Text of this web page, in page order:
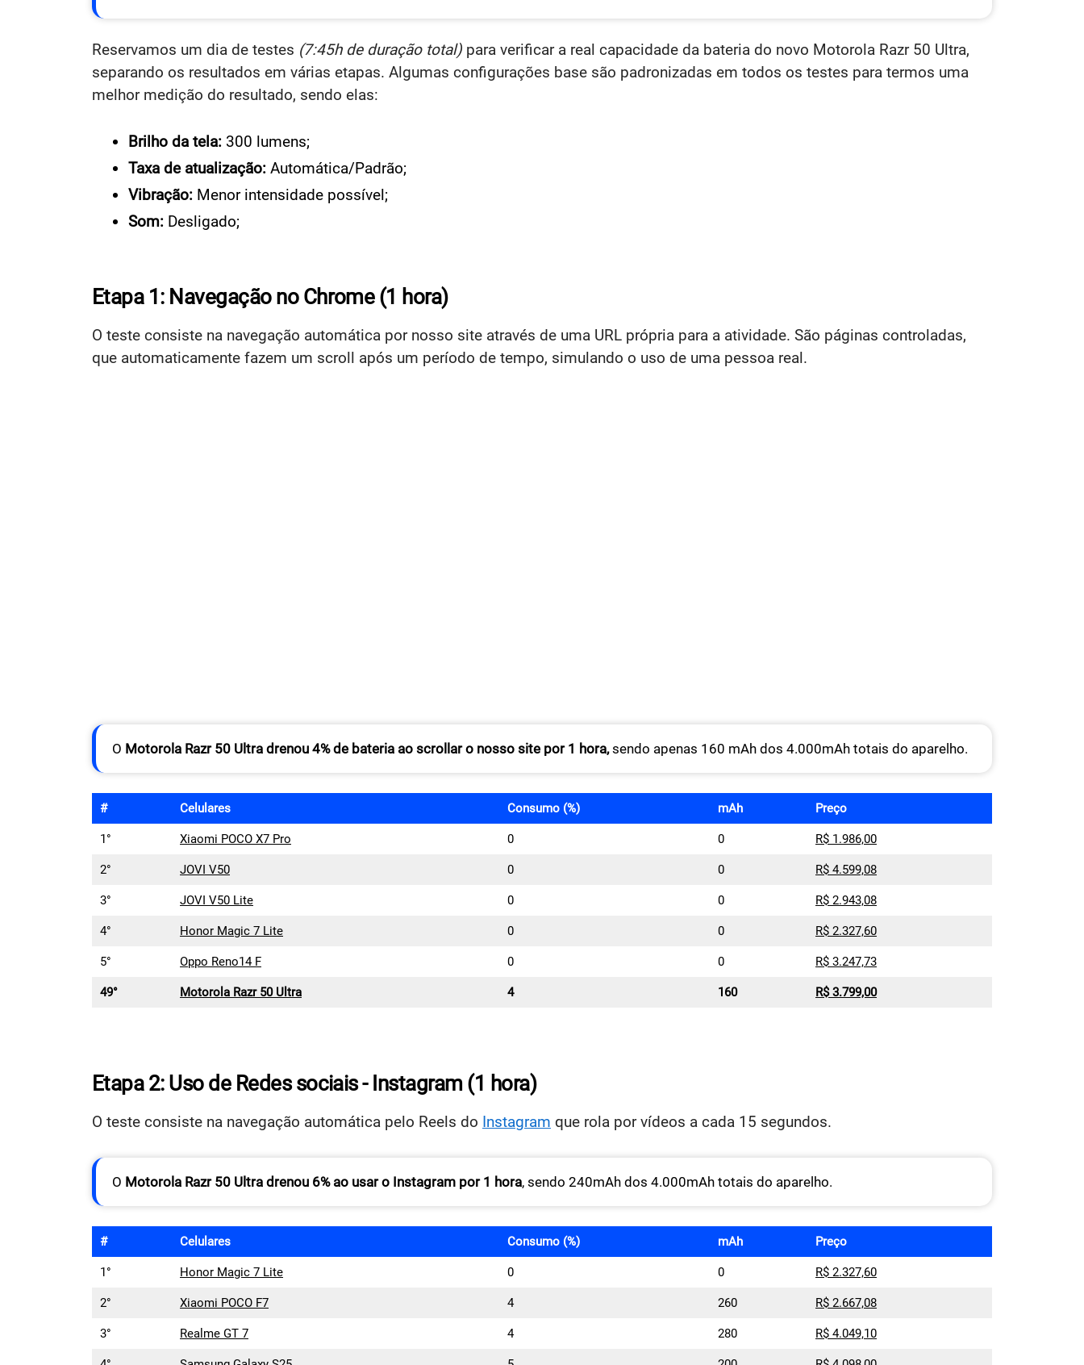
Reservamos um dia de testes (7:45h de duração total) para verificar a real capacidade da bateria do novo Motorola Razr 50 Ultra,
separando os resultados em várias etapas. Algumas configurações base são padronizadas em todos os testes para termos uma
melhor medição do resultado, sendo elas:
Brilho da tela: 300 lumens;
Taxa de atualização: Automática/Padrão;
Vibração: Menor intensidade possível;
Som: Desligado;
Etapa 1: Navegação no Chrome (1 hora)
O teste consiste na navegação automática por nosso site através de uma URL própria para a atividade. São páginas controladas,
que automaticamente fazem um scroll após um período de tempo, simulando o uso de uma pessoa real.
O Motorola Razr 50 Ultra drenou 4% de bateria ao scrollar o nosso site por 1 hora,sendo apenas 160 mAh dos 4.000mAh totais do aparelho.
# Celulares Consumo (%) mAh Preço
1° Xiaomi POCO X7 Pro 0 0 R$ 1.986,00
2° JOVI V50 0 0 R$ 4.599,08
3° JOVI V50 Lite 0 0 R$ 2.943,08
4° Honor Magic 7 Lite 0 0 R$ 2.327,60
5° Oppo Reno14 F 0 0 R$ 3.247,73
49° Motorola Razr 50 Ultra 4 160 R$ 3.799,00
Etapa 2: Uso de Redes sociais - Instagram (1 hora)
O teste consiste na navegação automática pelo Reels do Instagram que rola por vídeos a cada 15 segundos.
O Motorola Razr 50 Ultra drenou 6% ao usar o Instagram por 1 hora, sendo 240mAh dos 4.000mAh totais do aparelho.
# Celulares Consumo (%) mAh Preço
1° Honor Magic 7 Lite 0 0 R$ 2.327,60
2° Xiaomi POCO F7 4 260 R$ 2.667,08
3° Realme GT 7 4 280 R$ 4.049,10